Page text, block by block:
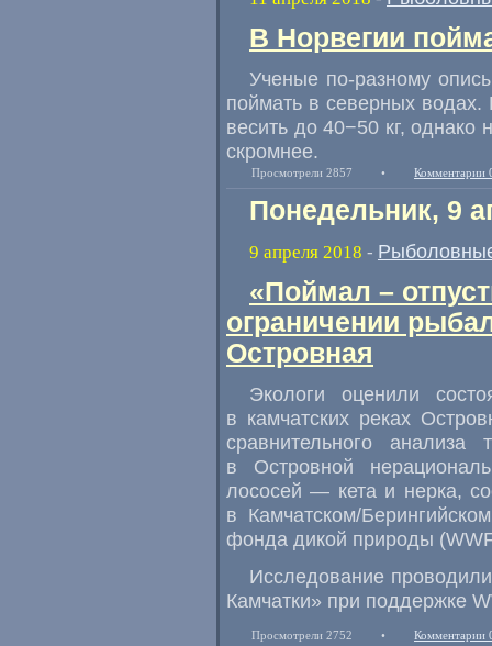
В Норвегии
Ученые по-разному
поймать в северных водах.
весить до 40−50 кг, однако
скромнее.
Просмотрели 2857 • Комментарии
Понедельник, 9
9 апреля 2018 -
«Поймал –
ограничении
Островная
Экологи оценили
в камчатских реках
сравнительного
в Островной
лососей — кета и нерка,
в Камчатском/
фонда дикой природы (
Исследование
Камчатки» при поддержке
Просмотрели 2752 • Комментарии